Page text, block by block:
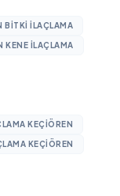
BITKI ILAÇLAMA
KENE ILAÇLAMA
KEÇIÖREN
KEÇIÖREN